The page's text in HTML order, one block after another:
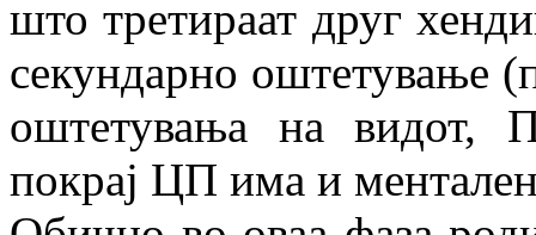
што третираат друг
секундарно оштетување
оштетувања на видот,
покрај ЦП има и